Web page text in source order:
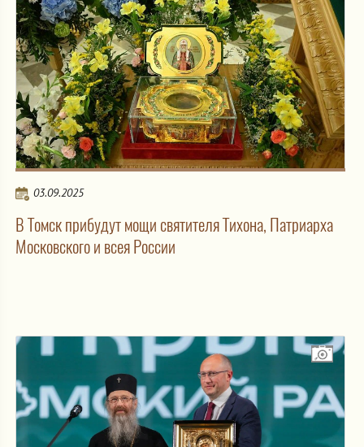
03.09.2025
В Томск прибудут мощи святителя Тихона, Патриарха
Московского и всея России